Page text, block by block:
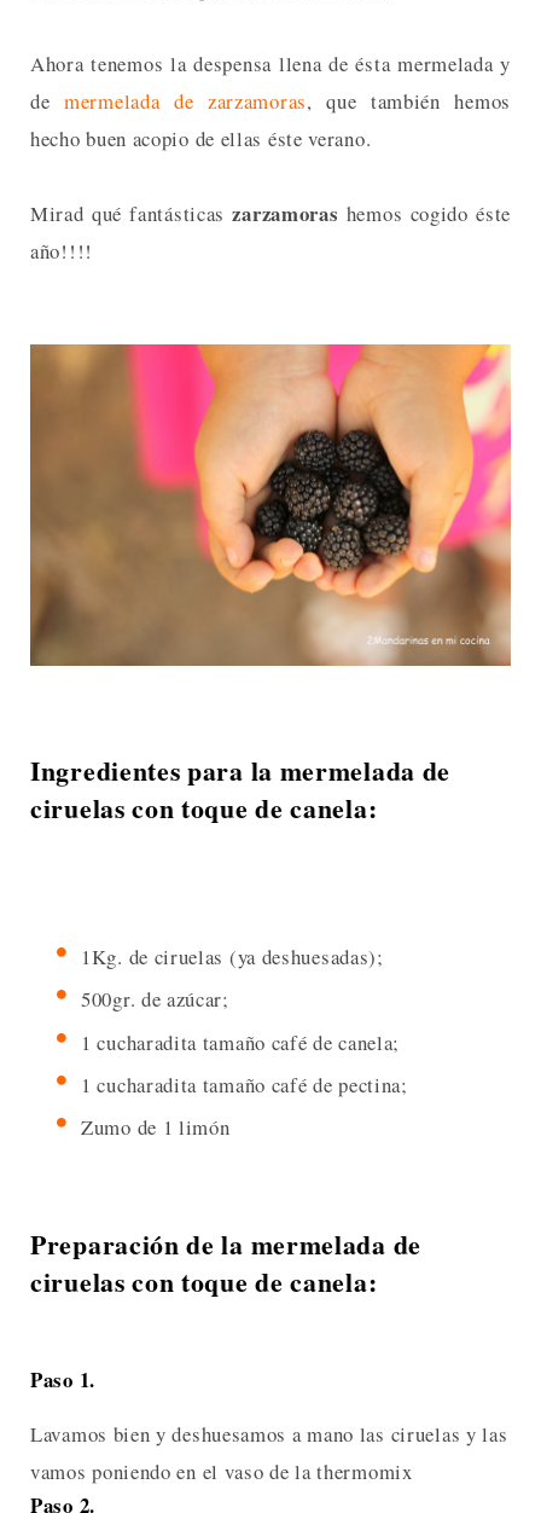
Ahora tenemos la despensa llena de ésta mermelada y
demermelada de zarzamoras, que también hemos
hecho buen acopio de ellas éste verano.
Mirad qué fantásticaszarzamoras hemos cogido éste
año!!!!
Ingredientes para la mermelada de
ciruelas con toque de canela:
1Kg. de ciruelas (ya deshuesadas);
500gr. de azúcar;
1 cucharadita tamaño café de canela;
1 cucharadita tamaño café de pectina;
Zumo de 1 limón
Preparación de la mermelada de
ciruelas con toque de canela:
Paso 1.
Lavamos bien y deshuesamos a mano las ciruelas y las
vamos poniendo en el vaso de la thermomix
Paso 2.